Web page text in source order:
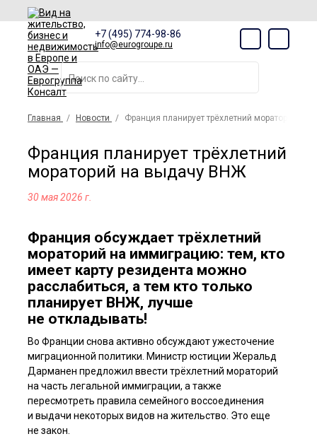
+7 (495) 774-98-86
info@eurogroupe.ru
Главная Новости Франция планирует трёхлетний мораторий
Франция планирует трёхлетний
мораторий на выдачу ВНЖ
30 мая 2026 г.
Франция обсуждает трёхлетний
мораторий на иммиграцию: тем, кто
имеет карту резидента можно
расслабиться, а тем кто только
планирует ВНЖ, лучше
не откладывать!
Во Франции снова активно обсуждают ужесточение
миграционной политики. Министр юстиции Жеральд
Дарманен предложил ввести трёхлетний мораторий
на часть легальной иммиграции, а также
пересмотреть правила семейного воссоединения
и выдачи некоторых видов на жительство. Это еще
не закон.